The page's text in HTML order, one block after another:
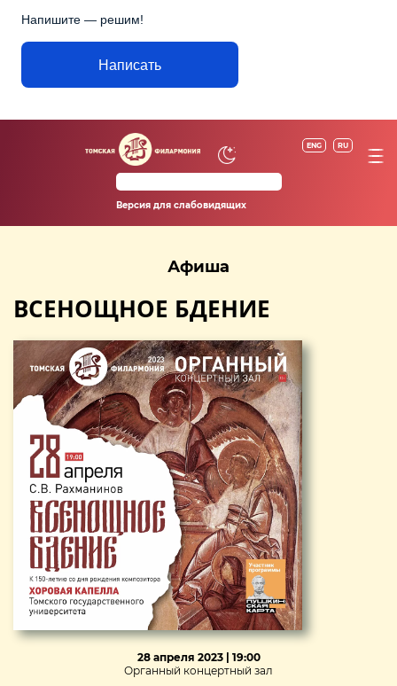
Напишите — решим!
Написать
ENG RU
Версия для слабовидящих
Афиша
ВСЕНОЩНОЕ БДЕНИЕ
28 апреля 2023 | 19:00
Органный концертный зал